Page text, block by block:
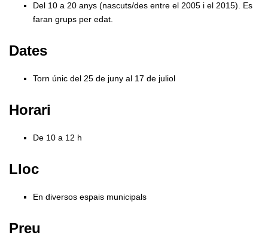
Del 10 a 20 anys (nascuts/des entre el 2005 i el 2015). Es
faran grups per edat.
Dates
Torn únic del 25 de juny al 17 de juliol
Horari
De 10 a 12 h
Lloc
En diversos espais municipals
Preu